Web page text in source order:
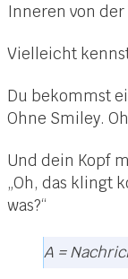
Inneren von
Vielleicht
Du bekommst
Ohne Smiley.
Und dein Kopf
„Oh, das klingt
was?“
A =